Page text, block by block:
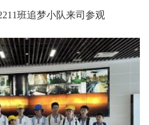
班追梦小队来司参观